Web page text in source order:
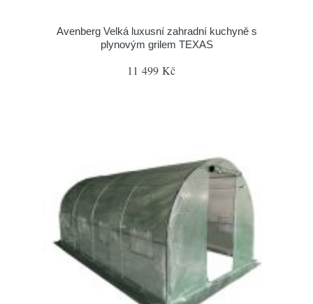
Avenberg Velká luxusní zahradní kuchyně s
plynovým grilem TEXAS
11 499 Kč